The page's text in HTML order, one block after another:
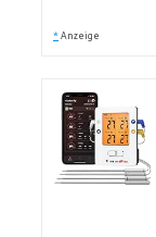
* Anzeige